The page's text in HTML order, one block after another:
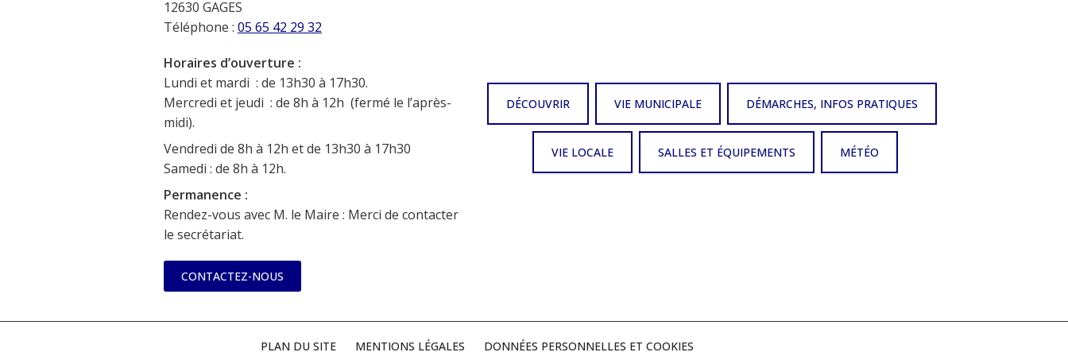
12630 GAGES
Téléphone : 05 65 42 29 32
Horaires d’ouverture :
Lundi et mardi : de 13h30 à 17h30.
Mercredi et jeudi : de 8h à 12h (fermé le l’après-
midi).
Vendredi de 8h à 12h et de 13h30 à 17h30
Samedi : de 8h à 12h.
Permanence :
Rendez-vous avec M. le Maire : Merci de contacter
le secrétariat.
CONTACTEZ-NOUS
DÉCOUVRIR VIE MUNICIPALE DÉMARCHES, INFOS PRATIQUES
VIE LOCALE SALLES ET ÉQUIPEMENTS MÉTÉO
PLAN DU SITE MENTIONS LÉGALES DONNÉES PERSONNELLES ET COOKIES